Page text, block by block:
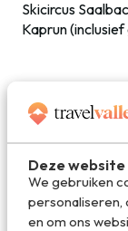
Deze
We gebruiken
personaliseren,
en om ons
Skicircus
Kaprun
Deel dit